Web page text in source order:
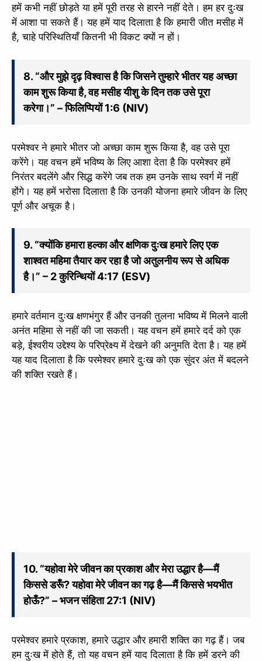
हमें कभी नहीं छोड़ते या हमें पूरी तरह से हारने नहीं देते। हम हर दुःख
में आशा पा सकते हैं। यह हमें याद दिलाता है कि हमारी जीत मसीह में
है, चाहे परिस्थितियाँ कितनी भी विकट क्यों न हों।
8. “और मुझे दृढ़ विश्वास है कि जिसने तुम्हारे भीतर यह अच्छा
काम शुरू किया है, वह मसीह यीशु के दिन तक उसे पूरा
करेगा।” – फिलिप्पियों 1:6 (NIV)
परमेश्वर ने हमारे भीतर जो अच्छा काम शुरू किया है, वह उसे पूरा
करेंगे। यह वचन हमें भविष्य के लिए आशा देता है कि परमेश्वर हमें
निरंतर बदलेंगे और सिद्ध करेंगे जब तक हम उनके साथ स्वर्ग में नहीं
होंगे। यह हमें भरोसा दिलाता है कि उनकी योजना हमारे जीवन के लिए
पूर्ण और अचूक है।
9. “क्योंकि हमारा हल्का और क्षणिक दुःख हमारे लिए एक
शाश्वत महिमा तैयार कर रहा है जो अतुलनीय रूप से अधिक
है।” – 2 कुरिन्थियों 4:17 (ESV)
हमारे वर्तमान दुःख क्षणभंगुर हैं और उनकी तुलना भविष्य में मिलने वाली
अनंत महिमा से नहीं की जा सकती। यह वचन हमें हमारे दर्द को एक
बड़े, ईश्वरीय उद्देश्य के परिप्रेक्ष्य में देखने की अनुमति देता है। यह हमें
यह याद दिलाता है कि परमेश्वर हमारे दुःख को एक सुंदर अंत में बदलने
की शक्ति रखते हैं।
10. “यहोवा मेरे जीवन का प्रकाश और मेरा उद्धार है—मैं
किससे डरूँ? यहोवा मेरे जीवन का गढ़ है—मैं किससे भयभीत
होऊँ?” – भजन संहिता 27:1 (NIV)
परमेश्वर हमारे प्रकाश, हमारे उद्धार और हमारी शक्ति का गढ़ हैं। जब
हम दुःख में होते हैं, तो यह वचन हमें याद दिलाता है कि हमें डरने की